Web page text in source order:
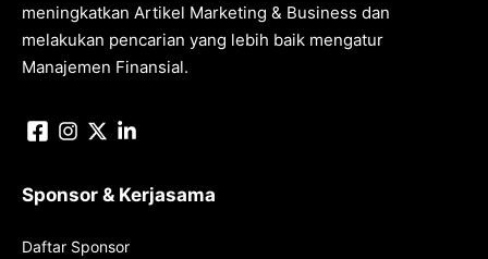
meningkatkan Artikel Marketing & Business dan
melakukan pencarian yang lebih baik mengatur
Manajemen Finansial.
Sponsor & Kerjasama
Daftar Sponsor